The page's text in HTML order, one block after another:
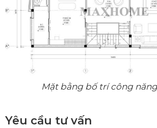
Mặt bằng bố trí công
Yêu cầu tư vấn